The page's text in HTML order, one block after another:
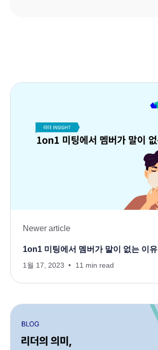
Newer article
1on1 미팅에서 멤버가 말이 없는 이유
1월 17, 2023 11 min read